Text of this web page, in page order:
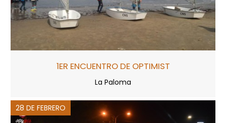
1ER ENCUENTRO DE OPTIMIST
La Paloma
28 DE FEBRERO